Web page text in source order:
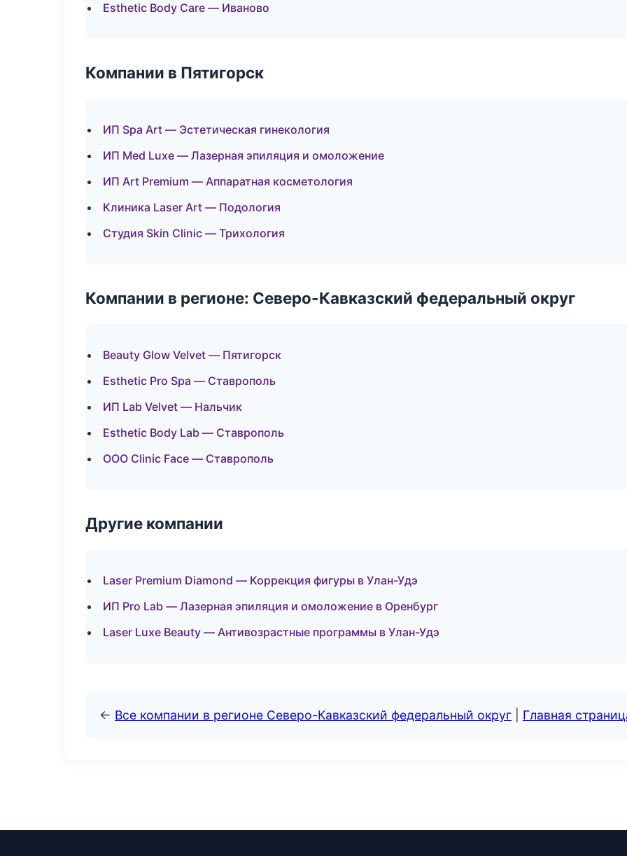
Esthetic Body Care — Иваново
Компании в Пятигорск
ИП Spa Art — Эстетическая гинекология
ИП Med Luxe — Лазерная эпиляция и омоложение
ИП Art Premium — Аппаратная косметология
Клиника Laser Art — Подология
Студия Skin Clinic — Трихология
Компании в регионе: Северо-Кавказский федеральный округ
Beauty Glow Velvet — Пятигорск
Esthetic Pro Spa — Ставрополь
ИП Lab Velvet — Нальчик
Esthetic Body Lab — Ставрополь
ООО Clinic Face — Ставрополь
Другие компании
Laser Premium Diamond — Коррекция фигуры в Улан-Удэ
ИП Pro Lab — Лазерная эпиляция и омоложение в Оренбург
Laser Luxe Beauty — Антивозрастные программы в Улан-Удэ
← Все компании в регионе Северо-Кавказский федеральный округ Главная